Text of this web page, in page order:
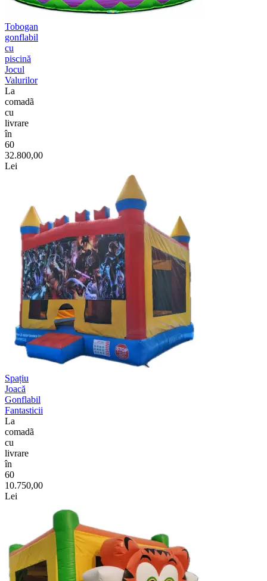
Tobogan
gonflabil
cu
piscină
Jocul
Valurilor
La
comadã
cu
livrare
în
60
32.800,00
Lei
Spațiu
Joacă
Gonflabil
Fantasticii
La
comadã
cu
livrare
în
60
10.750,00
Lei